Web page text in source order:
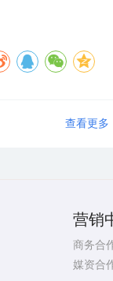
查看更多
营销
商务合
媒资合